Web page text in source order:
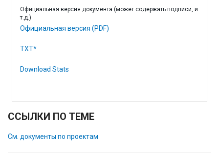
Официальная версия документа (может содержать подписи, и
т.д.)
Официальная версия (PDF)
TXT*
Download Stats
ССЫЛКИ ПО ТЕМЕ
См. документы по проектам